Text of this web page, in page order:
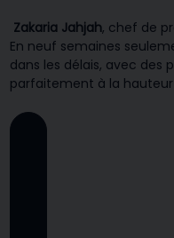
Zakaria Jahjah, chef de
En neuf semaines
dans les délais, avec des
parfaitement à la hauteur